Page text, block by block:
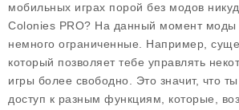
мобильных играх порой без модов
Colonies PRO? На данный момент моды
немного ограниченные. Например,
который позволяет тебе управлять
игры более свободно. Это значит, что
доступ к разным функциям, которые,